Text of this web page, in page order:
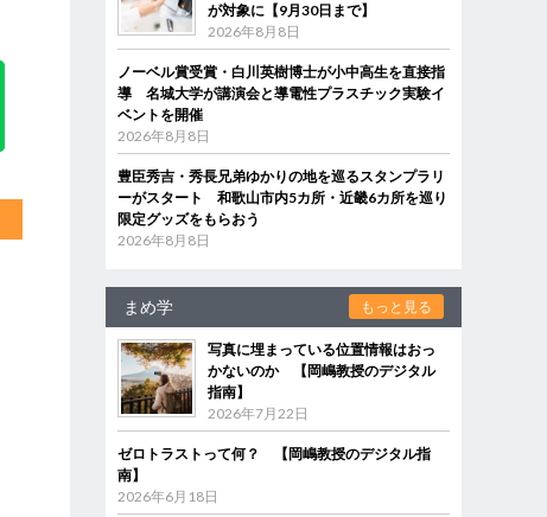
が対象に【9月30日まで】
2026年8月8日
ノーベル賞受賞・白川英樹博士が小中高生を直接指
導 名城大学が講演会と導電性プラスチック実験イ
ベントを開催
2026年8月8日
豊臣秀吉・秀長兄弟ゆかりの地を巡るスタンプラリ
ーがスタート 和歌山市内5カ所・近畿6カ所を巡り
限定グッズをもらおう
2026年8月8日
まめ学 もっと見る
写真に埋まっている位置情報はおっ
かないのか 【岡嶋教授のデジタル
指南】
2026年7月22日
ゼロトラストって何？ 【岡嶋教授のデジタル指
南】
2026年6月18日